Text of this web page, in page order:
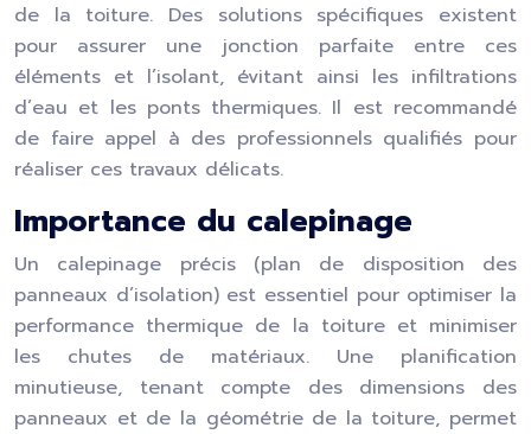
de la toiture. Des solutions spécifiques existent
pour assurer une jonction parfaite entre ces
éléments et l’isolant, évitant ainsi les infiltrations
d’eau et les ponts thermiques. Il est recommandé
de faire appel à des professionnels qualifiés pour
réaliser ces travaux délicats.
Importance du calepinage
Un calepinage précis (plan de disposition des
panneaux d’isolation) est essentiel pour optimiser la
performance thermique de la toiture et minimiser
les chutes de matériaux. Une planification
minutieuse, tenant compte des dimensions des
panneaux et de la géométrie de la toiture, permet